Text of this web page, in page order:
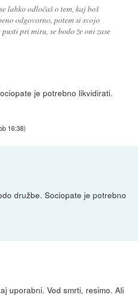
lahko odločaš o tem, kaj boš
odgovorno, potem si svojo
pri miru, se bodo že oni zase
je potrebno likvidirati.
16:38)
družbe. Sociopate je potrebno
uporabni. Vod smrti, resimo. Ali